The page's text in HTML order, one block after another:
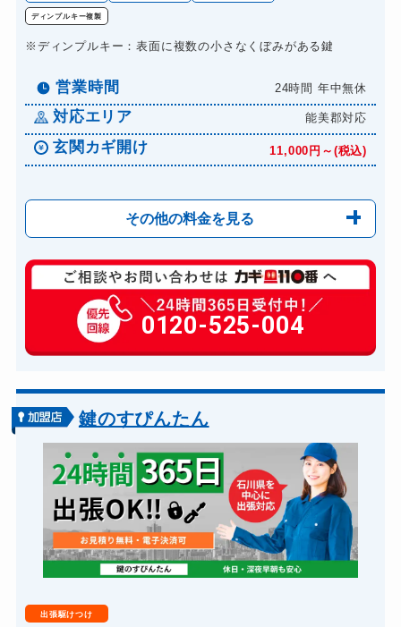
ディンプルキー複製
※ディンプルキー：表面に複数の小さなくぼみがある鍵
営業時間 24時間 年中無休
対応エリア 能美郡対応
玄関カギ開け 11,000円～(税込)
その他の料金を見る
玄関カギ複製 2100円(税込)～
玄関カギ開け 11,000円～(税込)
玄関カギ修理 6,600円～(税込)
玄関カギ交換
車カギ開け 13,200円～(税込)
バイクカギ開け 13,200円～(税込)
バイクカギ作成 16,500円～(税込)
金庫カギ開け 14,300円～(税込)
金庫カギ交換 11,000円～(税込)
ロッカーカギ開け
0120-525-004
鍵のすぴんたん
出張駆けつけ